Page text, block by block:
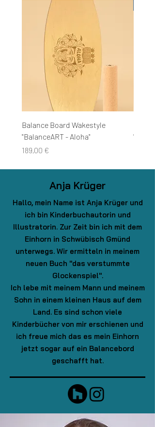
Balance Board Wakestyle
"BalanceART - Aloha"
Preço
189,00 €
Anja Krüger
Hallo, mein Name ist Anja Krüger und
ich bin Kinderbuchautorin und
Illustratorin. Zur Zeit bin ich mit dem
Einhorn in Schwübisch Gmünd
unterwegs. Wir ermitteln in meinem
neuen Buch "das verstummte
Glockenspiel".
Ich lebe mit meinem Mann und meinem
Sohn in einem kleinen Haus auf dem
Land. Es sind schon viele
Kinderbücher von mir erschienen und
ich freue mich das es mein Einhorn
jetzt sogar auf ein Balancebord
geschafft hat.